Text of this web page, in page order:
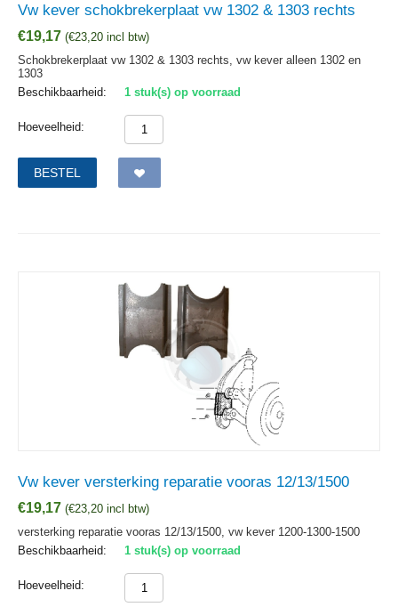
Vw kever schokbrekerplaat vw 1302 & 1303 rechts
€19,17 (€23,20 incl btw)
Schokbrekerplaat vw 1302 & 1303 rechts, vw kever alleen 1302 en
1303
Beschikbaarheid:
1 stuk(s) op voorraad
Hoeveelheid:
BESTEL
Vw kever versterking reparatie vooras 12/13/1500
€19,17 (€23,20 incl btw)
versterking reparatie vooras 12/13/1500, vw kever 1200-1300-1500
Beschikbaarheid:
1 stuk(s) op voorraad
Hoeveelheid: